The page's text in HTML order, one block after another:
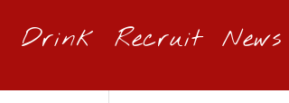
Drink Recruit News